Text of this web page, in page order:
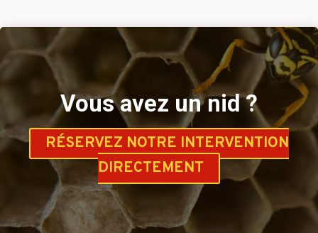
Vous avez un nid ?
RÉSERVEZ NOTRE INTERVENTION
DIRECTEMENT